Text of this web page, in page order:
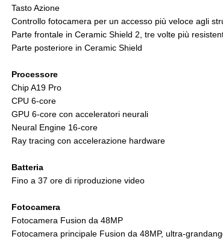
Tasto Azione
Controllo fotocamera per un accesso più veloce agli
Parte frontale in Ceramic Shield 2, tre volte più
Parte posteriore in Ceramic Shield
Processore
Chip A19 Pro
CPU 6-core
GPU 6-core con acceleratori neurali
Neural Engine 16-core
Ray tracing con accelerazione hardware
Batteria
Fino a 37 ore di riproduzione video
Fotocamera
Fotocamera Fusion da 48MP
Fotocamera principale Fusion da 48MP, ultra-